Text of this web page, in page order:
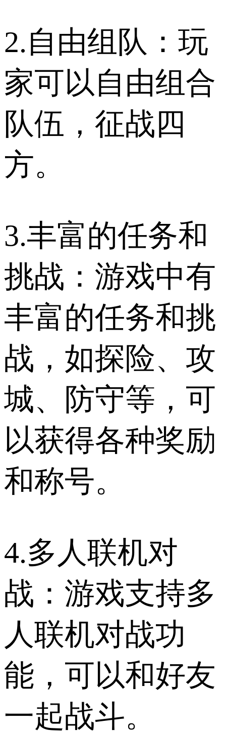
2.自由组队：玩
家可以自由组合
队伍，征战四
方。
3.丰富的任务和
挑战：游戏中有
丰富的任务和挑
战，如探险、攻
城、防守等，可
以获得各种奖励
和称号。
4.多人联机对
战：游戏支持多
人联机对战功
能，可以和好友
一起战斗。